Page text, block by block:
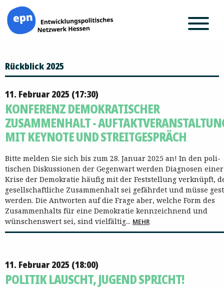
Inhalt
springen
Rückblick 2025
11. Februar 2025 (17:30)
KONFERENZ DEMOKRATISCHER
ZUSAMMENHALT -
MIT KEYNOTE UND STREITGESPRÄCH
​​​​​​​Bitte melden Sie sich bis zum 28. Januar 2025 an! ​​​​​​In den poli­
tischen Diskussionen der Gegenwart werden Diagnosen einer
Krise der Demo­kratie häufig mit der Feststellung verknüpft,
gesellschaftliche Zusammen­halt sei gefährdet und müsse
werden. Die Ant­worten auf die Frage aber, welche Form des
Zusammenhalts für eine Demo­kratie kennzeichnend und
wünschenswert sei, sind vielfältig... MEHR
11. Februar 2025 (18:00)
POLITIK LAUSCHT, JUGEND SPRICHT!